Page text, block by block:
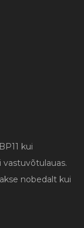
kui
nobedalt kui